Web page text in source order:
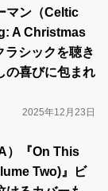
マン（Celtic
A Christmas
シックを聴き
の喜びに包まれ
2025年12月23日
）『On This
Two)』ビ